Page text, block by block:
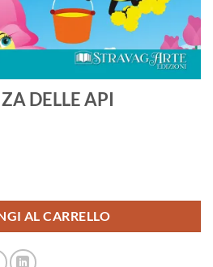
DELLE API
AL CARRELLO